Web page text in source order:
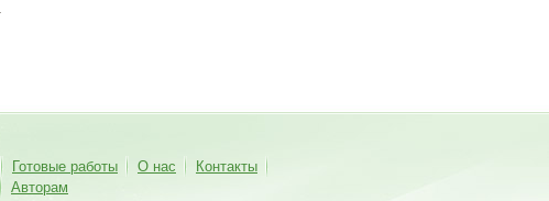
Готовые работы О нас
Контакты
Авторам